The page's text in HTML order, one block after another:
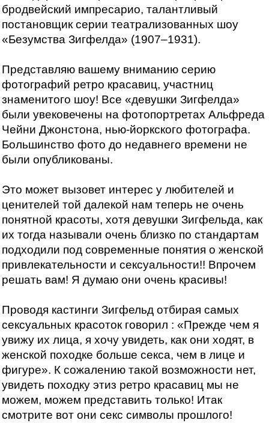
бродвейский импресарио, талантливый
постановщик серии театрализованных шоу
«Безумства Зигфелда» (1907–1931).
Представляю вашему вниманию серию
фотографий ретро красавиц, участниц
знаменитого шоу! Все «девушки Зигфелда»
были увековечены на фотопортретах Альфреда
Чейни Джонстона, нью-йоркского фотографа.
Большинство фото до недавнего времени не
были опубликованы.
Это может вызовет интерес у любителей и
ценителей той далекой нам теперь не очень
понятной красоты, хотя девушки Зигфельда, как
их тогда называли очень близко по стандартам
подходили под современные понятия о женской
привлекательности и сексуальности!! Впрочем
решать вам! Я думаю они очень красивы!
Проводя кастинги Зигфельд отбирая самых
сексуальных красоток говорил : «Прежде чем я
увижу их лица, я хочу увидеть, как они ходят, в
женской походке больше секса, чем в лице и
фигуре». К сожалению такой возможности нет,
увидеть походку этиз ретро красавиц мы не
можем, можем представить только! Итак
смотрите вот они секс символы прошлого!